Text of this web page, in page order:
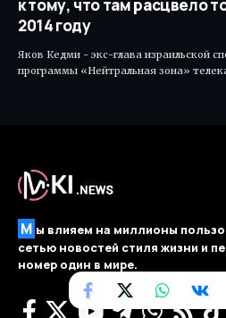
к тому, что там расцвело
2014 году
Яков Кедми - экс-глава израильской
программы «Нейтральная зона»
М ы влияем на миллионы
сетью новостей стиля жизни и
номер один в мире.